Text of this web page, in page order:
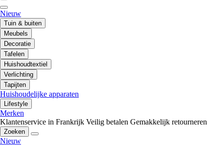
Nieuw
Tuin & buiten
Meubels
Decoratie
Tafelen
Huishoudtextiel
Verlichting
Tapijten
Huishoudelijke apparaten
Lifestyle
Merken
Klantenservice in Frankrijk Veilig betalen Gemakkelijk retourneren
Zoeken
Nieuw